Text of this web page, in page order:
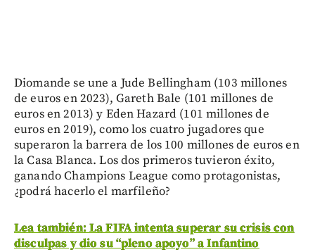
Diomande se une a Jude Bellingham (103 millones
de euros en 2023), Gareth Bale (101 millones de
euros en 2013) y Eden Hazard (101 millones de
euros en 2019), como los cuatro jugadores que
superaron la barrera de los 100 millones de euros en
la Casa Blanca. Los dos primeros tuvieron éxito,
ganando Champions League como protagonistas,
¿podrá hacerlo el marfileño?
Lea también: La FIFA intenta superar su crisis con
disculpas y dio su “pleno apoyo” a Infantino